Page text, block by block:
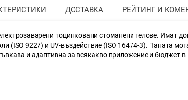
поцинковани стоманени телове. Имат
(ISO 9227) и UV-въздействие (ISO 16474-3). Паната
и адаптивна за всякакво приложение и бюджет
ДОСТАВКА РЕЙТИНГ И